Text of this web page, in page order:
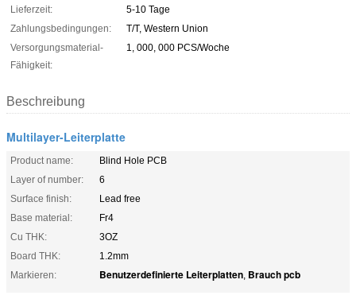
Lieferzeit:
5-10 Tage
Zahlungsbedingungen:
T/T, Western Union
Versorgungsmaterial-
Fähigkeit:
1, 000, 000 PCS/Woche
Beschreibung
Multilayer-Leiterplatte
Product name:
Blind Hole PCB
Layer of number:
6
Surface finish:
Lead free
Base material:
Fr4
Cu THK:
3OZ
Board THK:
1.2mm
Markieren:
Benutzerdefinierte Leiterplatten, Brauch pcb